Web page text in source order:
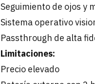
Seguimiento de ojos y
Sistema operativo
Passthrough de alta
Limitaciones:
Precio elevado